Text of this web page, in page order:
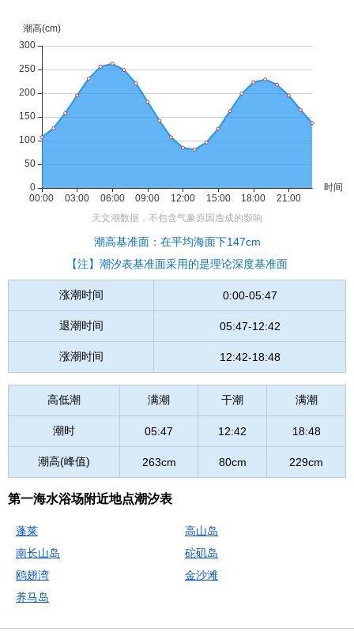
潮高基准面：在平均海面下147cm
【注】潮汐表基准面采用的是理论深度基准面
涨潮时间 0:00-05:47
退潮时间 05:47-12:42
涨潮时间 12:42-18:48
高低潮 满潮 干潮 满潮
潮时 05:47 12:42 18:48
潮高(峰值) 263cm 80cm 229cm
第一海水浴场附近地点潮汐表
蓬莱
高山岛
南长山岛
砣矶岛
鸥翅湾
金沙滩
养马岛